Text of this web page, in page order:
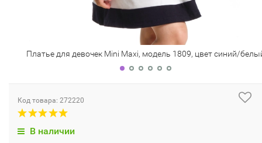
Платье для девочек Mini Maxi, модель 1809, цвет синий/
Код товара: 272220
В наличии